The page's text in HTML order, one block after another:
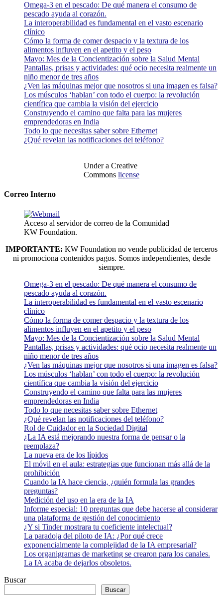
Omega-3 en el pescado: De qué manera el consumo de
pescado ayuda al corazón.
La interoperabilidad es fundamental en el vasto escenario
clínico
Cómo la forma de comer despacio y la textura de los
alimentos influyen en el apetito y el peso
Mayo: Mes de la Concientización sobre la Salud Mental
Pantallas, prisas y actividades: qué ocio necesita realmente un
niño menor de tres años
¿Ven las máquinas mejor que nosotros si una imagen es falsa?
Los músculos ‘hablan’ con todo el cuerpo: la revolución
científica que cambia la visión del ejercicio
Construyendo el camino que falta para las mujeres
emprendedoras en India
Todo lo que necesitas saber sobre Ethernet
¿Qué revelan las notificaciones del teléfono?
Under a Creative
Commons license
Correo Interno
Acceso al servidor de correo de la Comunidad
KW Foundation.
IMPORTANTE: KW Foundation no vende publicidad de terceros
ni promociona contenidos pagos. Somos independientes, desde
siempre.
Omega-3 en el pescado: De qué manera el consumo de
pescado ayuda al corazón.
La interoperabilidad es fundamental en el vasto escenario
clínico
Cómo la forma de comer despacio y la textura de los
alimentos influyen en el apetito y el peso
Mayo: Mes de la Concientización sobre la Salud Mental
Pantallas, prisas y actividades: qué ocio necesita realmente un
niño menor de tres años
¿Ven las máquinas mejor que nosotros si una imagen es falsa?
Los músculos ‘hablan’ con todo el cuerpo: la revolución
científica que cambia la visión del ejercicio
Construyendo el camino que falta para las mujeres
emprendedoras en India
Todo lo que necesitas saber sobre Ethernet
¿Qué revelan las notificaciones del teléfono?
Rol de Cuidador en la Sociedad Digital
¿La IA está mejorando nuestra forma de pensar o la
reemplaza?
La nueva era de los lípidos
El móvil en el aula: estrategias que funcionan más allá de la
prohibición
Cuando la IA hace ciencia, ¿quién formula las grandes
preguntas?
Medición del uso en la era de la IA
Informe especial: 10 preguntas que debe hacerse al considerar
una plataforma de gestión del conocimiento
¿Y si Tinder mostrara tu coeficiente intelectual?
La paradoja del piloto de IA: ¿Por qué crece
exponencialmente la complejidad de la IA empresarial?
Los organigramas de marketing se crearon para los canales.
La IA acaba de dejarlos obsoletos.
Buscar
Buscar